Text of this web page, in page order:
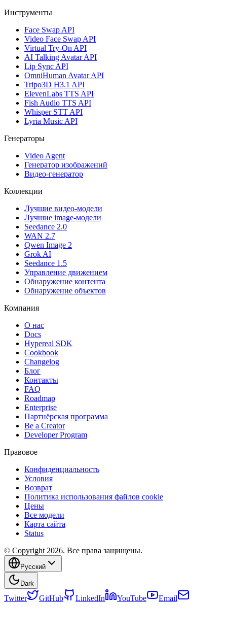
Инструменты
Face Swap API
Video Face Swap API
Virtual Try-On API
AI Talking Avatar API
Lip Sync API
OmniHuman Avatar API
Tripo3D H3.1 API
ElevenLabs TTS API
Fish Audio TTS API
Whisper STT API
Lyria Music API
Генераторы
Video Agent
Генератор изображений
Видео-генератор
Коллекции
Лучшие видео-модели
Лучшие image-модели
Seedance 2.0
WAN 2.7
Qwen Image 2
Grok AI
Seedance 1.5
Управление движением
Обнаружение контента
Обнаружение объектов
Компания
О нас
Docs
Hypereal SDK
Cookbook
Changelog
Блог
Контакты
FAQ
Roadmap
Enterprise
Партнёрская программа
Be a Creator
Developer Program
Правовое
Конфиденциальность
Условия
Возврат
Политика использования файлов cookie
Цены
Все модели
Карта сайта
Status
© Copyright 2026. Все права защищены.
Русский
Dark
Twitter GitHub LinkedIn YouTube Email